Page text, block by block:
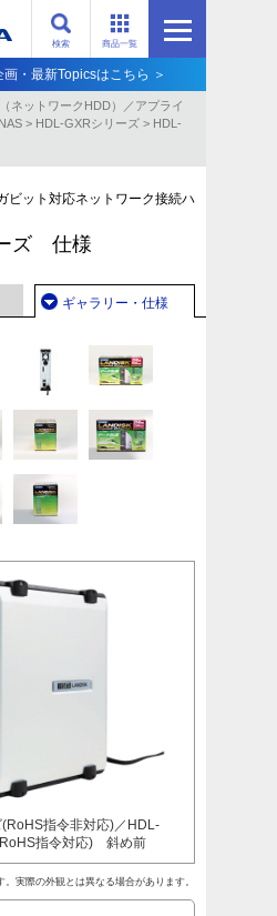
商品一覧
検索
・最新Topicsはこちら ＞
ネットワークHDD）／アプライ
> HDL-GXRシリーズ > HDL-
ビット対応ネットワーク接続ハ
ズ 仕様
ギャラリー・仕様
指令非対応)／HDL-
指令対応) 斜め前
実際の外観とは異なる場合があります。